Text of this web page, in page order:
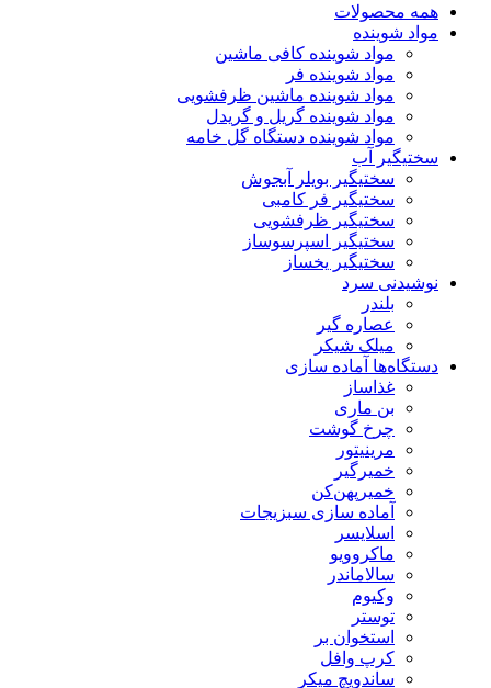
همه محصولات
مواد شوینده
مواد شوینده کافی ماشین
مواد شوینده فر
مواد شوینده ماشین ظرفشویی
مواد شوینده گریل و گریدل
مواد شوینده دستگاه گل خامه
سختیگیر آب
سختیگیر بویلر آبجوش
سختیگیر فر کامبی
سختیگیر ظرفشویی
سختیگیر اسپرسوساز
سختیگیر یخساز
نوشیدنی سرد
بلندر
عصاره گیر
میلک شیکر
دستگاه‌ها آماده سازی
غذاساز
بن ماری
چرخ گوشت
مرینیتور
خمیرگیر
خمیر‌پهن‌کن
آماده سازی سبزیجات
اسلایسر
ماکروویو
سالاماندر
وکیوم
توستر
استخوان بر
کرپ وافل
ساندویچ میکر